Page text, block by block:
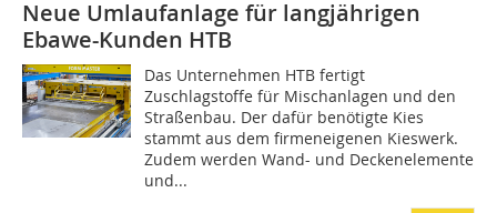
Neue Umlaufanlage für langjährigen
Ebawe-Kunden HTB
Das Unternehmen HTB fertigt
Zuschlagstoffe für Mischanlagen und den
Straßenbau. Der dafür benötigte Kies
stammt aus dem firmeneigenen Kieswerk.
Zudem werden Wand- und Deckenelemente
und...